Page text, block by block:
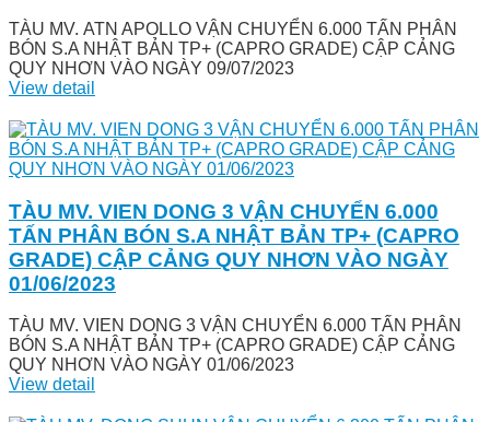
TÀU MV. ATN APOLLO VẬN CHUYỂN 6.000 TẤN PHÂN
BÓN S.A NHẬT BẢN TP+ (CAPRO GRADE) CẬP CẢNG
QUY NHƠN VÀO NGÀY 09/07/2023
View detail
TÀU MV. VIEN DONG 3 VẬN CHUYỂN 6.000
TẤN PHÂN BÓN S.A NHẬT BẢN TP+ (CAPRO
GRADE) CẬP CẢNG QUY NHƠN VÀO NGÀY
01/06/2023
TÀU MV. VIEN DONG 3 VẬN CHUYỂN 6.000 TẤN PHÂN
BÓN S.A NHẬT BẢN TP+ (CAPRO GRADE) CẬP CẢNG
QUY NHƠN VÀO NGÀY 01/06/2023
View detail